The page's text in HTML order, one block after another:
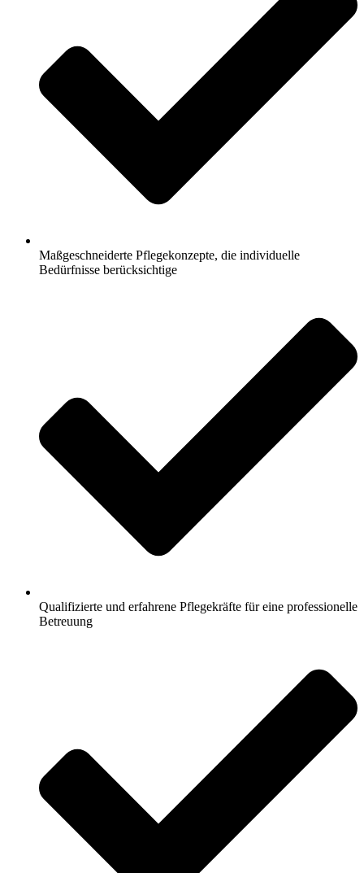
Maßgeschneiderte Pflegekonzepte, die individuelle
Bedürfnisse berücksichtige
Qualifizierte und erfahrene Pflegekräfte für eine professionelle
Betreuung